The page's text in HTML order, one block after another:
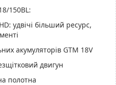
150BL:
удвічі більший ресурс,
акумуляторів GTM 18V
двигун
полотна